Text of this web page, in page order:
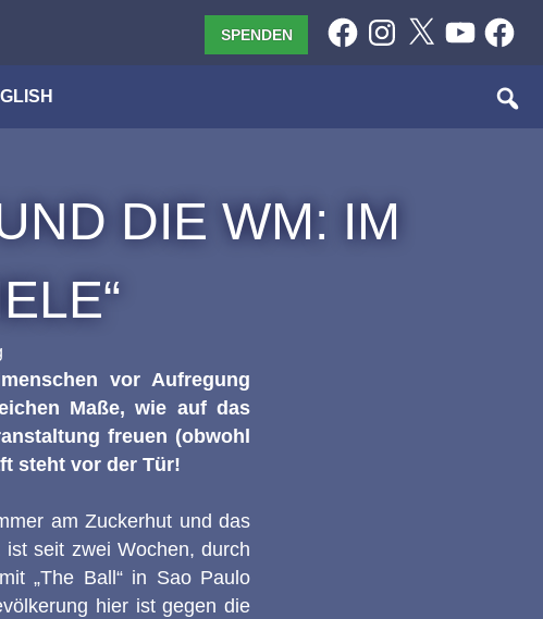
FacebookInstagram
X YouTube
SPENDEN
DIE WM: IM
vor Aufregung
Maße, wie auf das
freuen (obwohl
steht vor der Tür!
am Zuckerhut und das
seit zwei Wochen, durch
„The Ball“ in Sao Paulo
hier ist gegen die